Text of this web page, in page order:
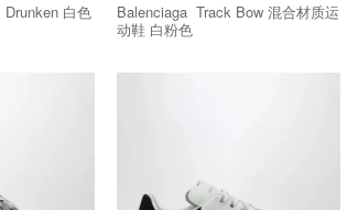
Balenciaga Track Bow 混合材质运
动鞋 白粉色